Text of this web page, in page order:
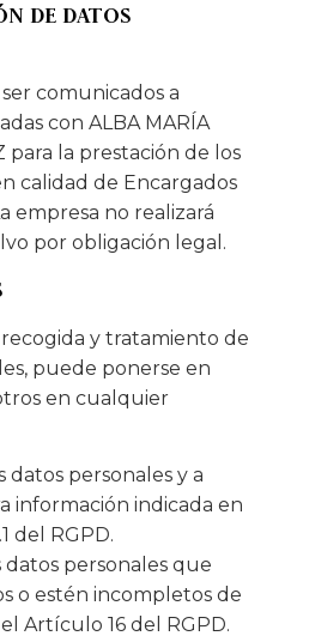
DE DATOS
comunicados a
con ALBA MARÍA
para la prestación de los
calidad de Encargados
empresa no realizará
por obligación legal.
y tratamiento de
puede ponerse en
en cualquier
datos personales y a
información indicada en
del RGPD.
datos personales que
o estén incompletos de
Artículo 16 del RGPD.